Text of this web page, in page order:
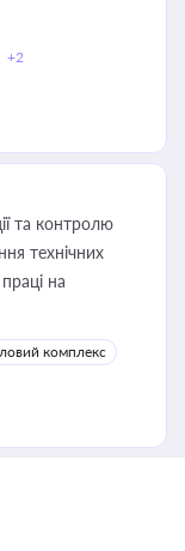
+2
та контролю
технічних
на
комплекс